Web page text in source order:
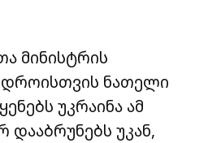
მინისტრის
დროისთვის ნათელი
უკრაინა ამ
დააბრუნებს უკან,